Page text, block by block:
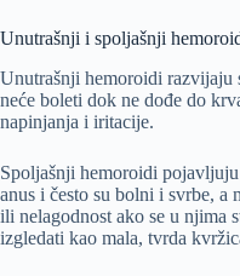
Unutrašnji i spoljašnji
Unutrašnji hemoroidi razvijaju
neće boleti dok ne dođe do
napinjanja i iritacije.
Spoljašnji hemoroidi
anus i često su bolni i svrbe,
ili nelagodnost ako se u njima
izgledati kao mala, tvrda